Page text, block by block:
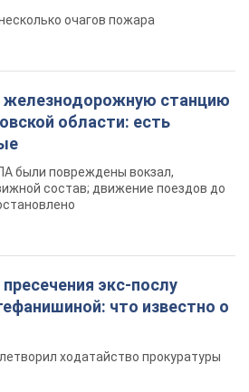
очагов пожара
железнодорожную станцию
области: есть
были повреждены вокзал,
состав; движение поездов до
экс-послу
что известно о
ходатайство прокуратуры